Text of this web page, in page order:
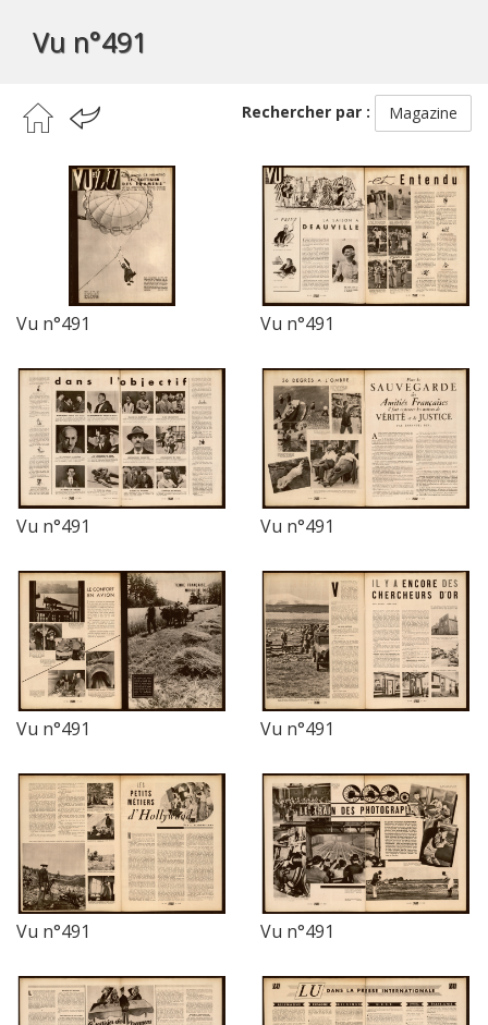
Vu n°491
Rechercher par : Magazine
Vu n°491 Vu n°491
Vu n°491 Vu n°491
Vu n°491 Vu n°491
Vu n°491 Vu n°491